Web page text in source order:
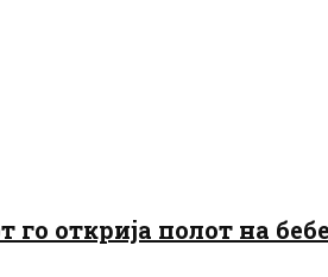
открија полот на